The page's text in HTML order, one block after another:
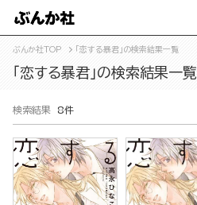
ぶんか社TOP 「恋する暴君」の検索結果一覧
「恋する暴君」の検索結果一覧
検索結果 8件